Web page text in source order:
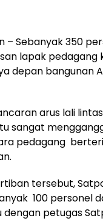
– Sebanyak 350
lapak pedagang
depan bangunan
arus lali
sangat
pedagang
tersebut,
100 personel
petugas